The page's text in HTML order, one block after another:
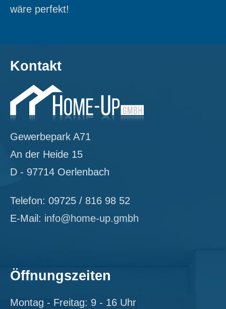
wäre perfekt!
Kontakt
Gewerbepark A71
An der Heide 15
D - 97714 Oerlenbach
Telefon: 09725 / 816 98 52
E-Mail: info@home-up.gmbh
Öffnungszeiten
Montag - Freitag: 9 - 16 Uhr